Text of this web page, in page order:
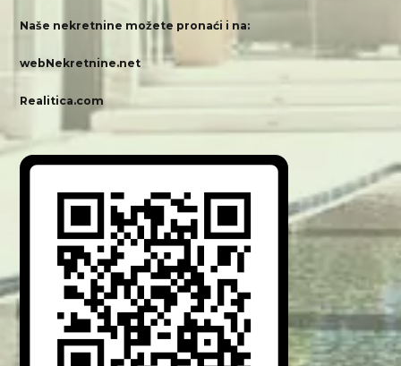
Naše nekretnine možete pronaći i na:
webNekretnine.net
Realitica.com